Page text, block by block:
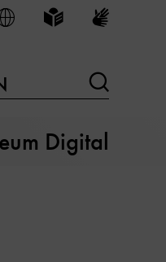
Sprache wählen
Leichte Sprache
Digital